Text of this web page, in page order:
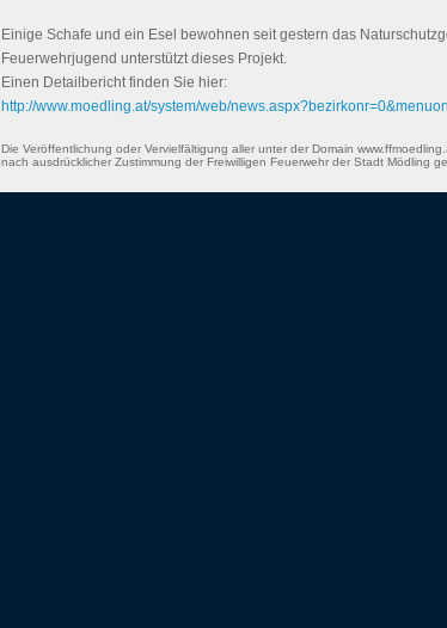
Einige Schafe und ein Esel bewohnen seit gestern das
Feuerwehrjugend unterstützt dieses Projekt.
Einen Detailbericht finden Sie hier:
http://www.moedling.at/system/web/
Die Veröffentlichung oder Vervielfältigung aller unter der Domain
nach ausdrücklicher Zustimmung der Freiwilligen Feuerwehr der Stadt Mödling